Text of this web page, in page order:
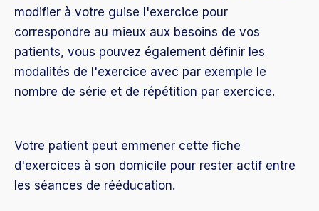
modifier à votre guise l'exercice pour
correspondre au mieux aux besoins de vos
patients, vous pouvez également définir les
modalités de l'exercice avec par exemple le
nombre de série et de répétition par exercice.
Votre patient peut emmener cette fiche
d'exercices à son domicile pour rester actif entre
les séances de rééducation.